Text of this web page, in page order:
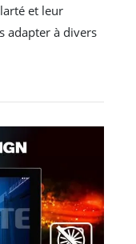
et leur
adapter à divers